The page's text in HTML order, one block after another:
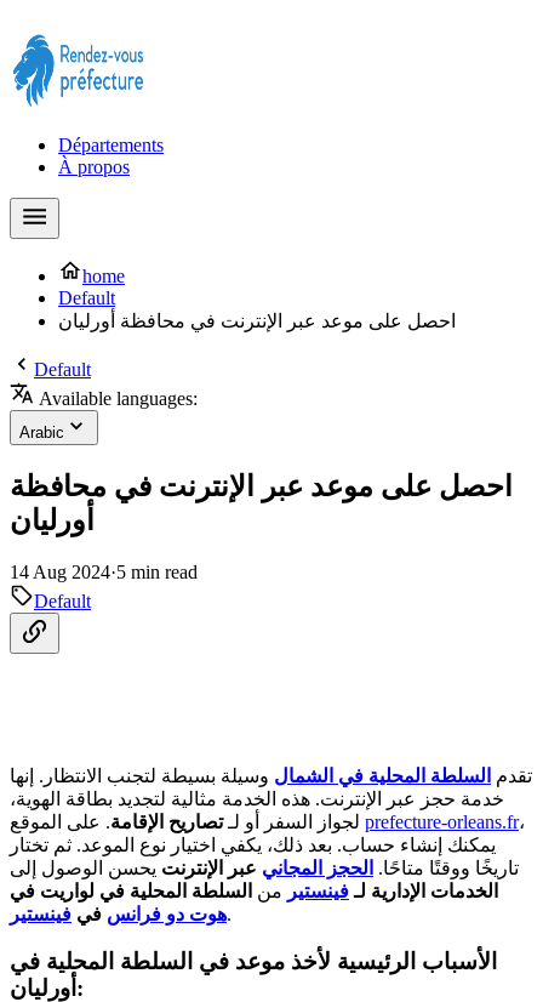
Départements
À propos
home
Default
احصل على موعد عبر الإنترنت في محافظة أورليان
Default
Available languages:
Arabic
احصل على موعد عبر الإنترنت في محافظة
أورليان
14 Aug 2024·5 min read
Default
تقدم السلطة المحلية في الشمال وسيلة بسيطة لتجنب الانتظار. إنها
خدمة حجز عبر الإنترنت. هذه الخدمة مثالية لتجديد بطاقة الهوية،
لجواز السفر أو لـتصاريح الإقامة prefecture-orleans.fr،
يمكنك إنشاء حساب. بعد ذلك، يكفي اختيار نوع الموعد. ثم تختار
تاريخًا ووقتًا متاحًا. الحجز المجاني عبر الإنترنت يحسن الوصول إلى
الخدمات الإدارية لـفينستير من السلطة المحلية في لواريت في
هوت دو فرانس في فينستير .
الأسباب الرئيسية لأخذ موعد في السلطة المحلية في
أورليان: